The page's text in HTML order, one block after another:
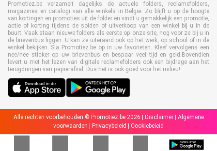
Promotiez.be verzamelt dagelijks de actuele folders, reclamefolders,
magazines en catalogi van alle winkels in België. Zo blijft u op de hoogte
van kortingen en promoties uit de folder en vindt u gemakkelijk een promotie,
actie of korting tijdens de solden of uitverkoop van een winkel bij u in de
buurt. Vaak staan nieuwe folders als eerste op onze site, nog voor ze bij u in
de brievenbus liggen. U kan ze uiteraard ook op het werk, op school of in de
winkel bekijken. Sla Promotiez.be op in uw favorieten. Kleef vervolgens een
nee/nee sticker op uw brievenbus en bespaar veel tijd en geld.Bovendien
levert u met het lezen van digitale reclamefolders ook een bijdrage aan het
terugdringen van papierafval. Dus het is ook goed voor het milieu!
Alle rechten voorbehouden © Promotiez.be 2026 | Disclaimer| Algemene
voorwaarden
Privacybeleid Cookiebeleid